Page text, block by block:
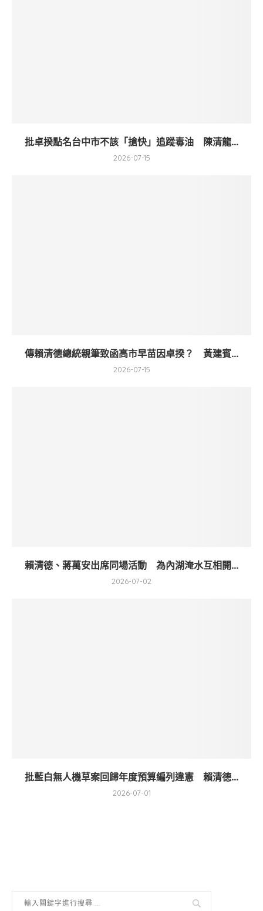
批卓揆點名台中市不該「搶快」追蹤毒油 陳清龍...
2026-07-15
傳賴清德總統親筆致函高市早苗因卓揆？ 黃建賓...
2026-07-15
賴清德、蔣萬安出席同場活動 為內湖淹水互相開...
2026-07-02
批藍白無人機草案回歸年度預算編列違憲 賴清德...
2026-07-01